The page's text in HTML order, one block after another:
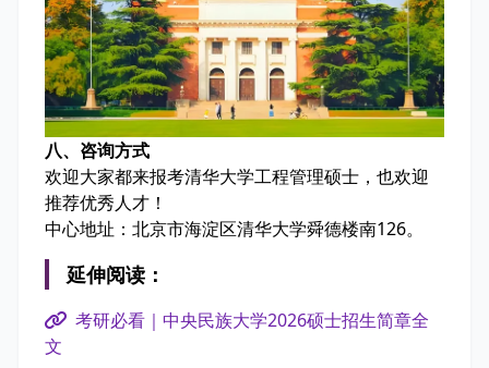
八、咨询方式
欢迎大家都来报考清华大学工程管理硕士，也欢迎
推荐优秀人才！
中心地址：北京市海淀区清华大学舜德楼南126。
延伸阅读：
考研必看｜中央民族大学2026硕士招生简章全
文